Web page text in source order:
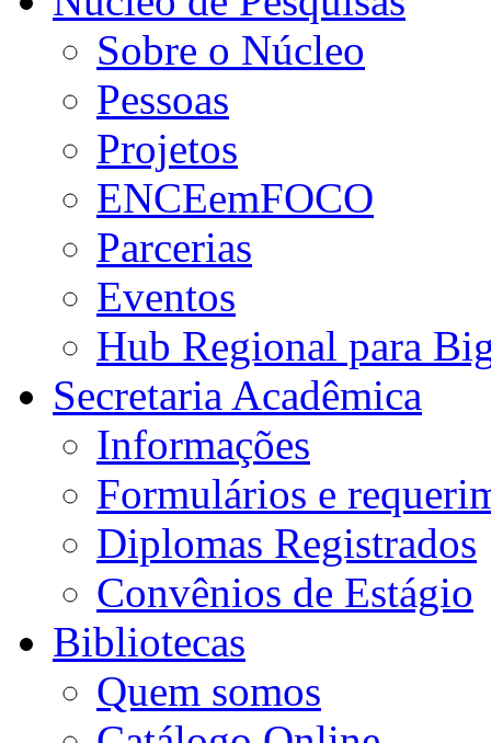
Sobre o Núcleo
Pessoas
Projetos
ENCEemFOCO
Parcerias
Eventos
Hub Regional para
Secretaria Acadêmica
Informações
Formulários e
Diplomas Registrados
Convênios de Estágio
Bibliotecas
Quem somos